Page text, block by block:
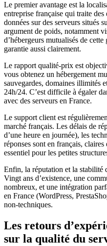
Le premier avantage est la
entreprise française qui traite des
données sur des serveurs situés
argument de poids, notamment
d’hébergeurs mutualisés de
garantie aussi clairement.
Le rapport qualité-prix est
vous obtenez un hébergement
sauvegardes, domaines illimités
24h/24. C’est difficile à égaler
avec des serveurs en France.
Le support client est
marché français. Les délais de
d’une heure en journée), les
réponses sont en français,
essentiel pour les petites
Enfin, la réputation et la stabilité
Vingt ans d’existence, une
nombreux, et une intégration
en France (WordPress,
non-techniques.
Les retours
sur la qualité du